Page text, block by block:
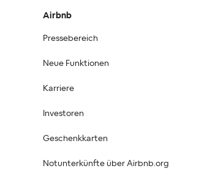
Airbnb
Pressebereich
Neue Funktionen
Karriere
Investoren
Geschenkkarten
Notunterkünfte über Airbnb.org